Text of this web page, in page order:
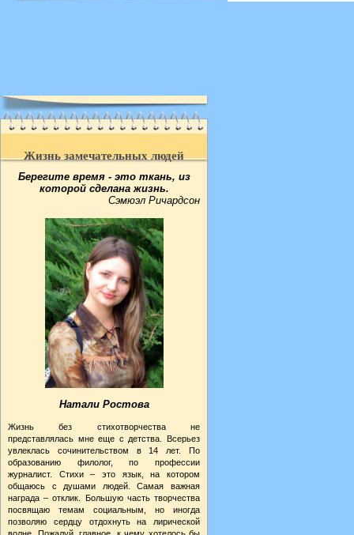
Жизнь замечательных людей
Берегите время - это ткань, из
которой сделана жизнь.
Сэмюэл Ричардсон
Натали Ростова
Жизнь без стихотворчества не
представлялась мне еще с детства. Всерьез
увлеклась сочинительством в 14 лет. По
образованию филолог, по профессии
журналист. Стихи – это язык, на котором
общаюсь с душами людей. Самая важная
награда – отклик. Большую часть творчества
посвящаю темам социальным, но иногда
позволяю сердцу отдохнуть на лирической